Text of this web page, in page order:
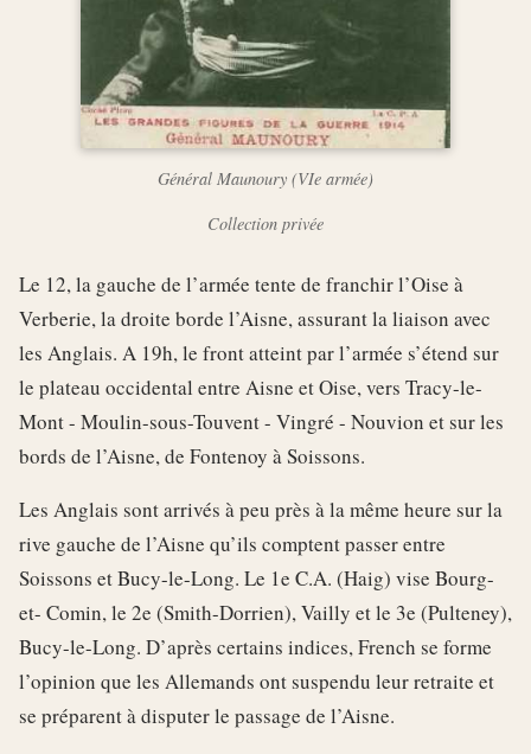
Général Maunoury (VIe armée)
Collection privée
Le 12, la gauche de l’armée tente de franchir l’Oise à
Verberie, la droite borde l’Aisne, assurant la liaison avec
les Anglais. A 19h, le front atteint par l’armée s’étend sur
le plateau occidental entre Aisne et Oise, vers Tracy-le-
Mont - Moulin-sous-Touvent - Vingré - Nouvion et sur les
bords de l’Aisne, de Fontenoy à Soissons.
Les Anglais sont arrivés à peu près à la même heure sur la
rive gauche de l’Aisne qu’ils comptent passer entre
Soissons et Bucy-le-Long. Le 1e C.A. (Haig) vise Bourg-
et- Comin, le 2e (Smith-Dorrien), Vailly et le 3e (Pulteney),
Bucy-le-Long. D’après certains indices, French se forme
l’opinion que les Allemands ont suspendu leur retraite et
se préparent à disputer le passage de l’Aisne.